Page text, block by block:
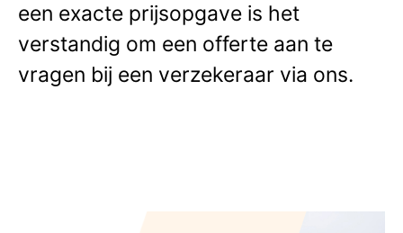
een exacte prijsopgave is het
verstandig om een offerte aan te
vragen bij een verzekeraar via ons.